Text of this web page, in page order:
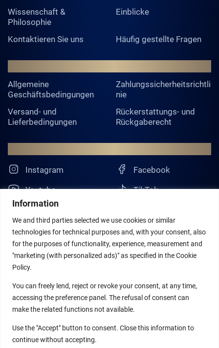
Information
We and third parties selected we use cookies or similar
technologies for technical purposes and, with your consent, also
for the purposes of functionality, experience, measurement and
"marketing (with personalized ads)" as specified in the Cookie
Policy.
You can freely lend, reject or revoke your consent, at any time,
accessing the preference panel. The refusal of consent can
make the related functions not available.
Use the "Accept" button to consent. Close this information to
continue without accepting.
Wissenschaft &
Philosophie
Einblicke
Kontaktieren Sie uns Häufig gestellte Fragen
Allgemeine
Geschäftsbedingungen
Zahlungssicherheitsrichtli
nie
Versand- und
Lieferbedingungen
Rückerstattungs- und
Rückgaberecht
Instagram Facebook
Youtube TikTok
Rue Charles-Bonnet 2
CH-1206 Genève (Suisse)